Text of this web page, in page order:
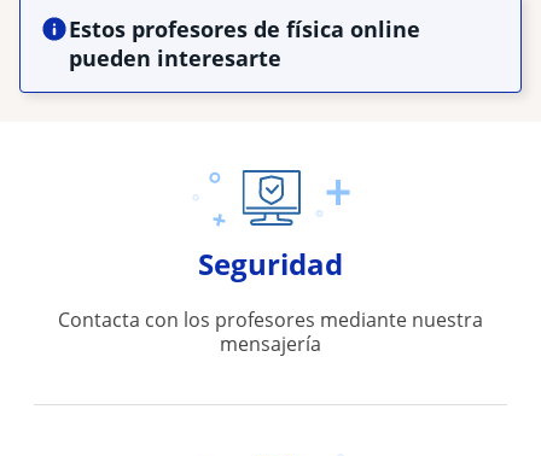
Estos profesores de física online
pueden interesarte
Seguridad
Contacta con los profesores mediante nuestra
mensajería